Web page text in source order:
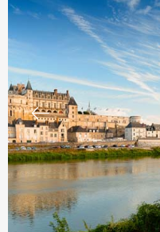
prev